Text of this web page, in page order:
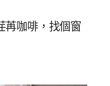
苒咖啡，找個窗